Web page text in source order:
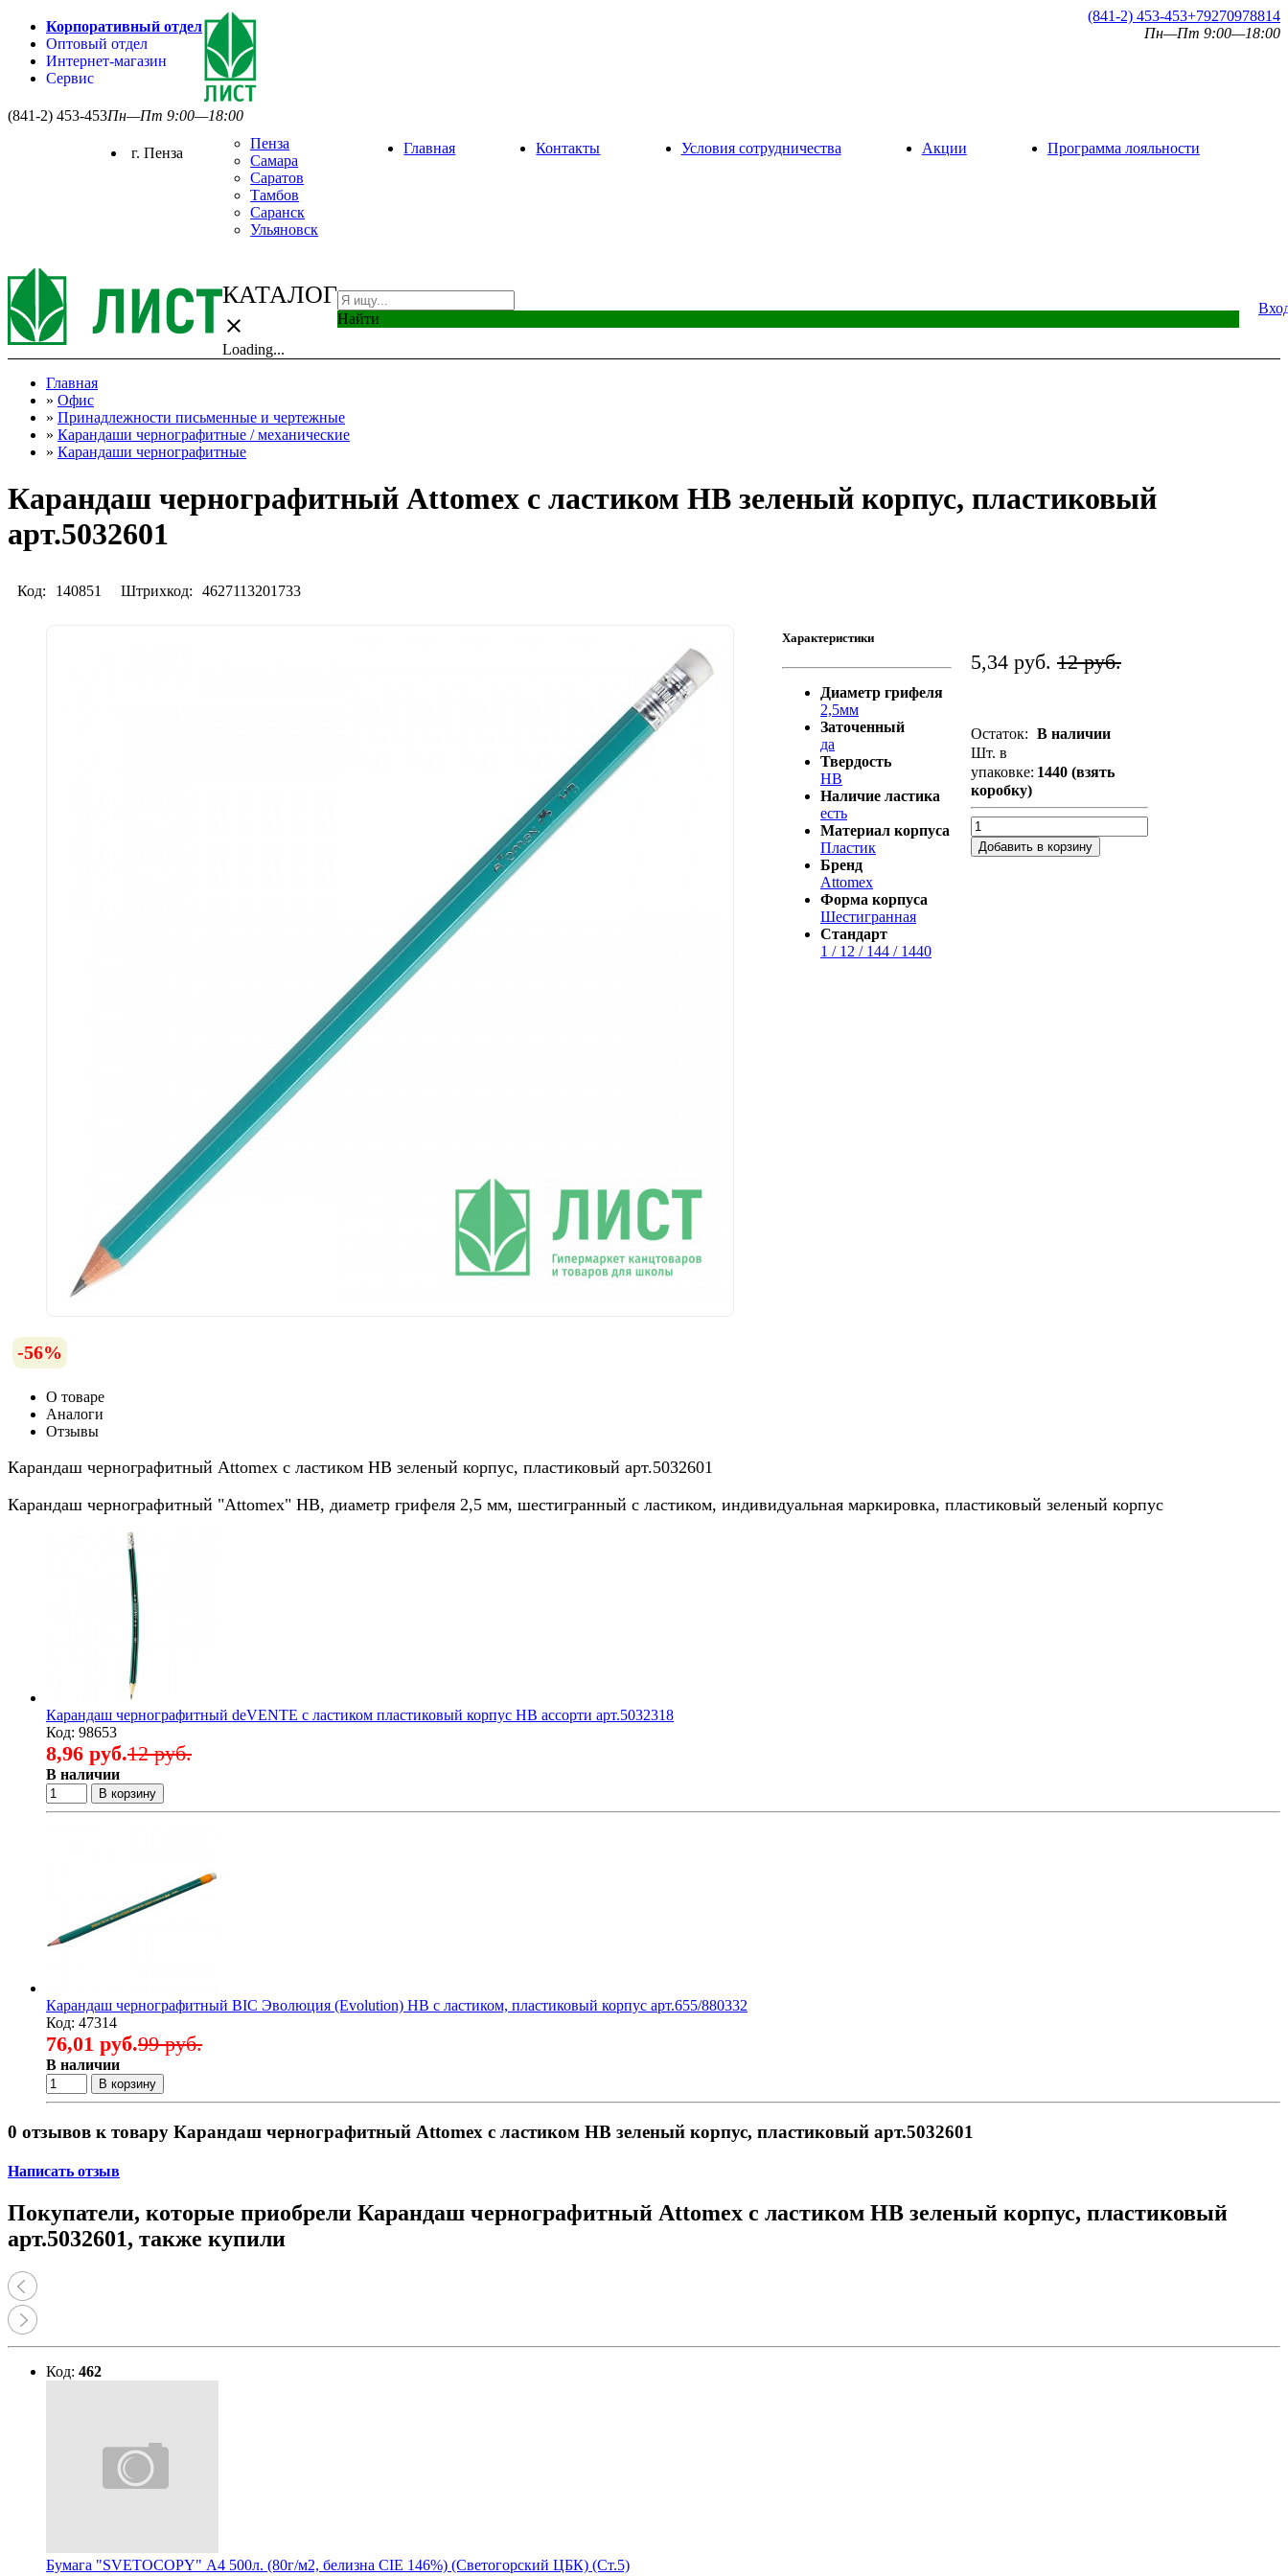
Корпоративный отдел
Оптовый отдел
Интернет-магазин
Сервис
(841-2) 453-453+79270978814
Пн—Пт 9:00—18:00
(841-2) 453-453Пн—Пт 9:00—18:00
г. Пенза
Пенза
Самара
Саратов
Тамбов
Саранск
Ульяновск
Главная Контакты Условия сотрудничества Акции Программа лояльности
КАТАЛОГ
close
Loading...
Найти
Главная
» Офис
» Принадлежности письменные и чертежные
» Карандаши чернографитные / механические
» Карандаши чернографитные
Карандаш чернографитный Attomex с ластиком НВ зеленый корпус, пластиковый
арт.5032601
Код: 140851 Штрихкод: 4627113201733
-56%
Характеристики
Диаметр грифеля
2,5мм
Заточенный
да
Твердость
НВ
Наличие ластика
есть
Материал корпуса
Пластик
Бренд
Attomex
Форма корпуса
Шестигранная
Стандарт
1 / 12 / 144 / 1440
5,34 руб. 12 руб.
Остаток: В наличии
Шт. в
упаковке: 1440 (взять
коробку)
Добавить в корзину
О товаре
Аналоги
Отзывы
Карандаш чернографитный Attomex с ластиком НВ зеленый корпус, пластиковый арт.5032601
Карандаш чернографитный "Attomex" HB, диаметр грифеля 2,5 мм, шестигранный с ластиком, индивидуальная маркировка, пластиковый зеленый корпус
Карандаш чернографитный deVENTE с ластиком пластиковый корпус HB ассорти арт.5032318
Код: 98653
8,96 руб.12 руб.
В наличии
В корзину
Карандаш чернографитный BIC Эволюция (Evolution) НВ с ластиком, пластиковый корпус арт.655/880332
Код: 47314
76,01 руб.99 руб.
В наличии
В корзину
0 отзывов к товару Карандаш чернографитный Attomex с ластиком НВ зеленый корпус, пластиковый арт.5032601
Написать отзыв
Покупатели, которые приобрели Карандаш чернографитный Attomex с ластиком НВ зеленый корпус, пластиковый
арт.5032601, также купили
Код: 462
Бумага "SVETOCOPY" А4 500л. (80г/м2, белизна CIE 146%) (Светогорский ЦБК) (Ст.5)